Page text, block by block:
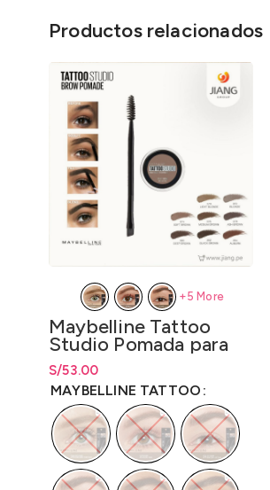
Productos relacionados
Maybelline Tattoo
Studio Pomada para
Cejas 3gr.
S/53.00
Rango de precios: desde
S/53.00hasta S/53.00
MAYBELLINE TATTOO
+5 More